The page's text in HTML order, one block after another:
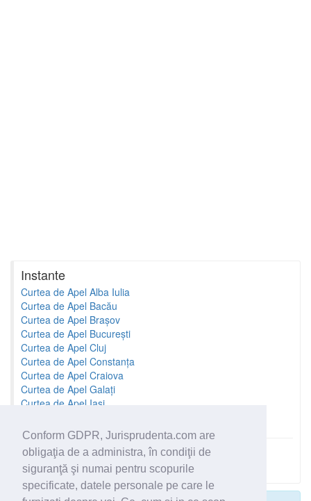
Conform GDPR, Jurisprudenta.com are
obligaţia de a administra, în condiţii de
siguranţă şi numai pentru scopurile
specificate, datele personale pe care le
Instante
Curtea de Apel Alba Iulia
Curtea de Apel Bacău
Curtea de Apel Brașov
Curtea de Apel București
Curtea de Apel Cluj
Curtea de Apel Constanța
Curtea de Apel Craiova
Curtea de Apel Galați
Curtea de Apel Iași
Toate instantele